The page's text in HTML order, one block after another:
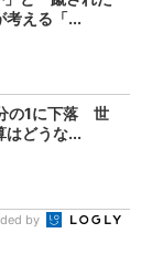
える「...
の1に下落 世
はどうな...
by